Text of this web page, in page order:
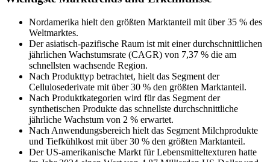
Nordamerika hielt den größten Marktanteil mit über 35 % des
Weltmarktes.
Der asiatisch-pazifische Raum ist mit einer durchschnittlichen
jährlichen Wachstumsrate (CAGR) von 7,37 % die am
schnellsten wachsende Region.
Nach Produkttyp betrachtet, hielt das Segment der
Cellulosederivate mit über 30 % den größten Marktanteil.
Nach Produktkategorien wird für das Segment der
synthetischen Produkte das schnellste durchschnittliche
jährliche Wachstum von 2 % erwartet.
Nach Anwendungsbereich hielt das Segment Milchprodukte
und Tiefkühlkost mit über 30 % den größten Marktanteil.
Der US-amerikanische Markt für Lebensmitteltexturen hatte